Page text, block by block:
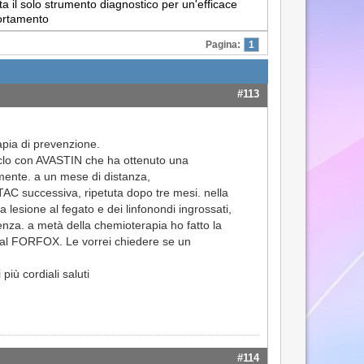
il solo strumento diagnostico per un'efficace
Pagina: 1
#113
di prevenzione.
con AVASTIN che ha ottenuto una
a un mese di distanza,
successiva, ripetuta dopo tre mesi. nella
lesione al fegato e dei linfonondi ingrossati,
a metà della chemioterapia ho fatto la
FORFOX. Le vorrei chiedere se un
cordiali saluti
#114